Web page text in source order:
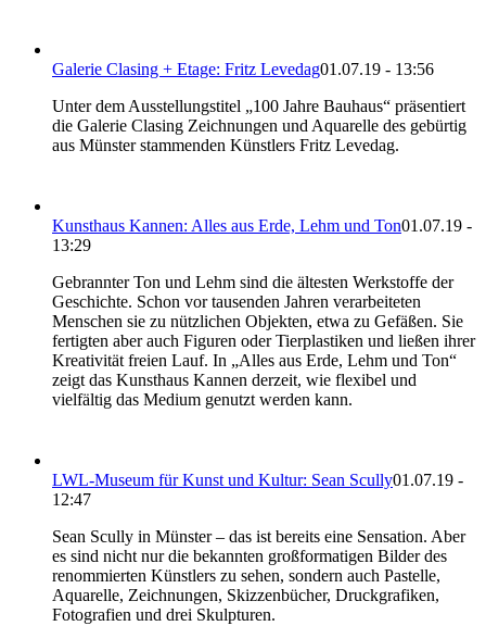
Galerie Clasing + Etage: Fritz Levedag01.07.19 - 13:56
Unter dem Ausstellungstitel „100 Jahre Bauhaus“ präsentiert
die Galerie Clasing Zeichnungen und Aquarelle des gebürtig
aus Münster stammenden Künstlers Fritz Levedag.
Kunsthaus Kannen: Alles aus Erde, Lehm und Ton01.07.19 -
13:29
Gebrannter Ton und Lehm sind die ältesten Werkstoffe der
Geschichte. Schon vor tausenden Jahren verarbeiteten
Menschen sie zu nützlichen Objekten, etwa zu Gefäßen. Sie
fertigten aber auch Figuren oder Tierplastiken und ließen ihrer
Kreativität freien Lauf. In „Alles aus Erde, Lehm und Ton“
zeigt das Kunsthaus Kannen derzeit, wie flexibel und
vielfältig das Medium genutzt werden kann.
LWL-Museum für Kunst und Kultur: Sean Scully01.07.19 -
12:47
Sean Scully in Münster – das ist bereits eine Sensation. Aber
es sind nicht nur die bekannten großformatigen Bilder des
renommierten Künstlers zu sehen, sondern auch Pastelle,
Aquarelle, Zeichnungen, Skizzenbücher, Druckgrafiken,
Fotografien und drei Skulpturen.